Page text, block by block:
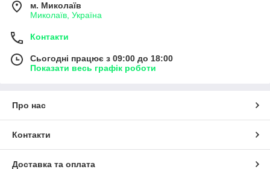
м. Миколаїв
Миколаїв, Україна
Контакти
Сьогодні працює з 09:00 до 18:00
Показати весь графік роботи
Про нас
Контакти
Доставка та оплата